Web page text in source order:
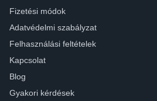
Fizetési módok
Adatvédelmi szabályzat
Felhasználási feltételek
Kapcsolat
Blog
Gyakori kérdések